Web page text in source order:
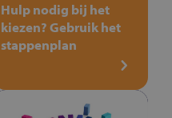
Hulp nodig bij het
kiezen? Gebruik het
stappenplan